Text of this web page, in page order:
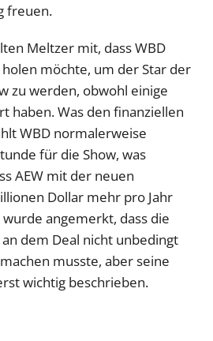
freuen.
Meltzer mit, dass WBD
holen möchte, um der Star der
zu werden, obwohl einige
haben. Was den finanziellen
WBD normalerweise
für die Show, was
AEW mit der neuen
Dollar mehr pro Jahr
angemerkt, dass die
dem Deal nicht unbedingt
musste, aber seine
wichtig beschrieben.